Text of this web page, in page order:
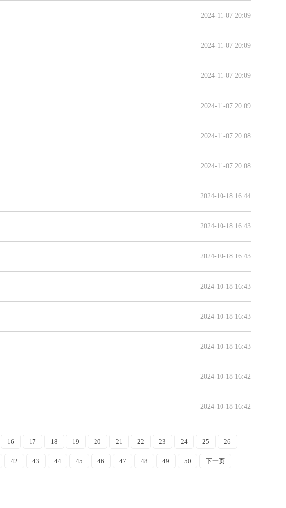
2024-11-07 20:09
2024-11-07 20:09
2024-11-07 20:09
2024-11-07 20:09
2024-11-07 20:08
2024-11-07 20:08
2024-10-18 16:44
2024-10-18 16:43
2024-10-18 16:43
2024-10-18 16:43
2024-10-18 16:43
2024-10-18 16:43
2024-10-18 16:42
2024-10-18 16:42
16 17 18 19 20 21 22 23 24 25 26
42 43 44 45 46 47 48 49 50 下一页